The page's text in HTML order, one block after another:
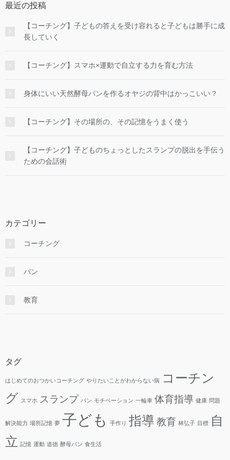
最近の投稿
【コーチング】子どもの答えを受け容れると子どもは勝手に成
長していく
【コーチング】スマホ×運動で自立する力を育む方法
身体にいい天然酵母パンを作るオヤジの背中はかっこいい？
【コーチング】その場所の、その記憶をうまく使う
【コーチング】子どものちょっとしたスランプの脱出を手伝う
ための会話術
カテゴリー
コーチング
パン
教育
タグ
はじめてのおつかいコーチング やりたいことがわからない病
コーチン
グ スマホ スランプ パン モチベーション 一輪車 体育指導 健康 問題
解決能力 場所記憶 夢 子ども 手作り 指導 教育 林弘子 目標 自
立 記憶 運動 道徳 酵母パン 食生活